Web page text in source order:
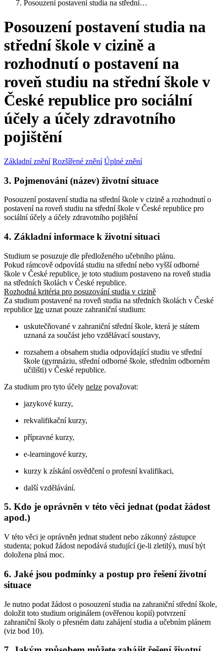
Posouzení postavení studia na střední…
Posouzení postavení studia na
střední škole v cizině a
rozhodnutí o postavení na
roveň studiu na střední škole v
České republice pro sociální
účely a účely zdravotního
pojištění
Základní znění Rozšířené znění Úplné znění
3. Pojmenování (název) životní situace
Posouzení postavení studia na střední škole v cizině a rozhodnutí o
postavení na roveň studiu na střední škole v České republice pro
sociální účely a účely zdravotního pojištění
4. Základní informace k životní situaci
Studium se posuzuje dle předloženého učebního plánu.
Pokud rámcově odpovídá studiu na střední nebo vyšší odborné
škole v České republice, je toto studium postaveno na roveň studia
na středních školách v České republice.
Rozhodná kritéria pro posuzování studia v cizině
Za studium postavené na roveň studia na středních školách v České
republice lze uznat pouze zahraniční studium:
uskutečňované v zahraniční střední škole, která je státem
uznaná za součást jeho vzdělávací soustavy,
rozsahem a obsahem studia odpovídající studiu ve střední
škole (gymnáziu, střední odborné škole, středním odborném
učilišti) v České republice.
Za studium pro tyto účely nelze považovat:
jazykové kurzy,
rekvalifikační kurzy,
přípravné kurzy,
e-learningové kurzy,
kurzy k získání osvědčení o profesní kvalifikaci,
další vzdělávání.
5. Kdo je oprávněn v této věci jednat (podat žádost
apod.)
V této věci je oprávněn jednat student nebo zákonný zástupce
studenta; pokud žádost nepodává studující (je-li zletilý), musí být
doložena plná moc.
6. Jaké jsou podmínky a postup pro řešení životní
situace
Je nutno podat žádost o posouzení studia na zahraniční střední škole,
doložit toto studium originálem (ověřenou kopií) potvrzení
zahraniční školy o přesném datu zahájení studia a učebním plánem
(viz bod 10).